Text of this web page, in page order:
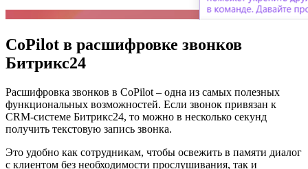
CoPilot в расшифровке звонков
Битрикс24
Расшифровка звонков в CoPilot – одна из самых полезных
функциональных возможностей. Если звонок привязан к
CRM-системе Битрикс24, то можно в несколько секунд
получить текстовую запись звонка.
Это удобно как сотрудникам, чтобы освежить в памяти диалог
с клиентом без необходимости прослушивания, так и